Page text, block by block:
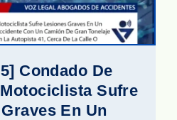
Condado De
Sufre
En Un